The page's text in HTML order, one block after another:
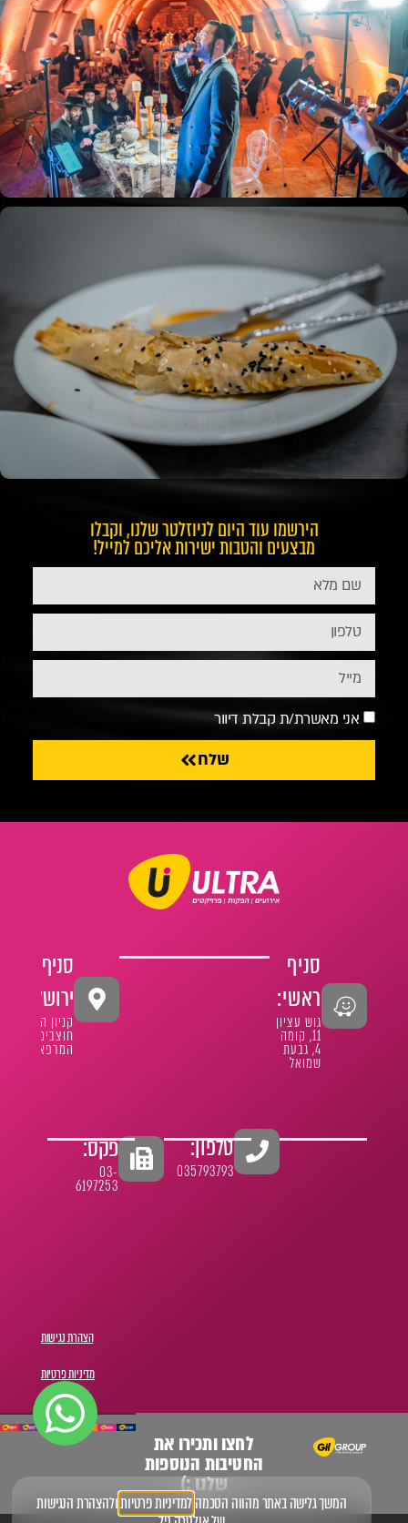
הירשמו עוד היום לניוזלטר שלנו, וקבלו
מבצעים והטבות ישירות אליכם למייל!
אני מאשרת/ת קבלת דיוור
שלח
סניף
ראשי:
גוש עציון
11, קומה
4, גבעת
שמואל
סניף
ירושלים:
קניון הר
חוצבים
המרפא 1
טלפון:
035793793
פקס:
03-
6197253
הצהרת נגישות
מדיניות פרטיות
לחצו ותכירו את
החטיבות הנוספות
שלנו :)
המשך גלישה באתר מהווה הסכמהלמדיניות פרטיותולהצהרת הנגישות